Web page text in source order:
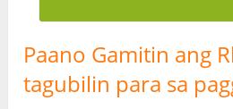
Paano Gamitin ang
tagubilin para sa